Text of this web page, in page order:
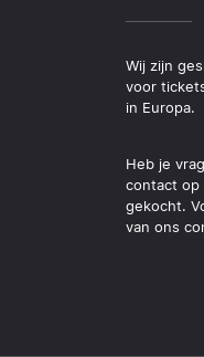
Wij zijn
voor
in Europa.
Heb je
contact op
gekocht.
van ons